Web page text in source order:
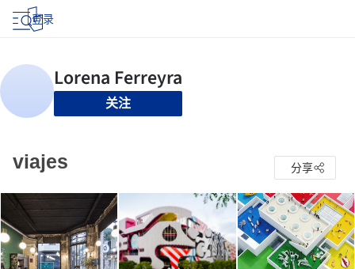
登录
关注
viajes 分享